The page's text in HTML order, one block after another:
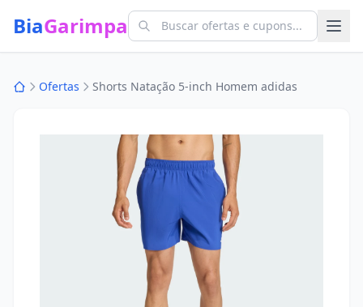
BiaGarimpa
Ofertas Shorts Natação 5-inch Homem adidas